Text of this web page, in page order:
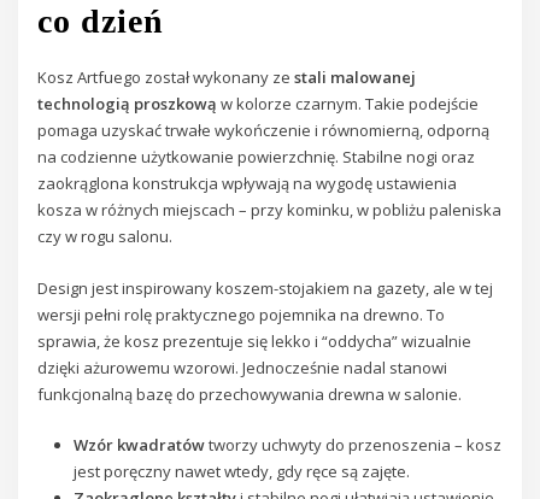
co dzień
Kosz Artfuego został wykonany zestali malowanej
technologią proszkową w kolorze czarnym. Takie podejście
pomaga uzyskać trwałe wykończenie i równomierną, odporną
na codzienne użytkowanie powierzchnię. Stabilne nogi oraz
zaokrąglona konstrukcja wpływają na wygodę ustawienia
kosza w różnych miejscach – przy kominku, w pobliżu paleniska
czy w rogu salonu.
Design jest inspirowany koszem-stojakiem na gazety, ale w tej
wersji pełni rolę praktycznego pojemnika na drewno. To
sprawia, że kosz prezentuje się lekko i “oddycha” wizualnie
dzięki ażurowemu wzorowi. Jednocześnie nadal stanowi
funkcjonalną bazę do przechowywania drewna w salonie.
Wzór kwadratówtworzy uchwyty do przenoszenia – kosz
jest poręczny nawet wtedy, gdy ręce są zajęte.